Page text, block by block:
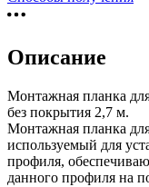
Описание
Монтажная планка
без покрытия 2,7 м.
Монтажная планка
используемый для
профиля,
данного профиля на